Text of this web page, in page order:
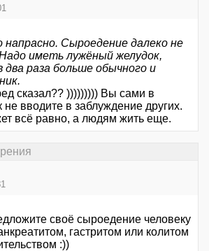
напрасно. Сыроедение далеко не
иметь лужёный желудок,
два раза больше обычного и
сказал?? ))))))))) Вы сами в
не вводите в заблуждение других.
всё равно, а людям жить еще.
своё сыроедение человеку
гастритом или колитом
:))